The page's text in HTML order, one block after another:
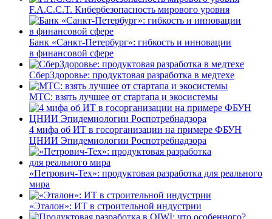
F.A.C.C.T. Кибербезопасность мирового уровня
Банк «Санкт-Петербург»: гибкость и инновации
в финансовой сфере
СберЗдоровье: продуктовая разработка в медтехе
МТС: взять лучшее от стартапа и экосистемы
4 мифа об ИТ в госорганизации на примере ФБУН
ЦНИИ Эпидемиологии Роспотребнадзора
«Петрович-Тех»: продуктовая разработка для реального
мира
«Эталон»: ИТ в строительной индустрии